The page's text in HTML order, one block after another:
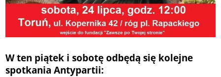
W ten piątek i sobotę odbędą się kolejne
spotkania Antypartii: